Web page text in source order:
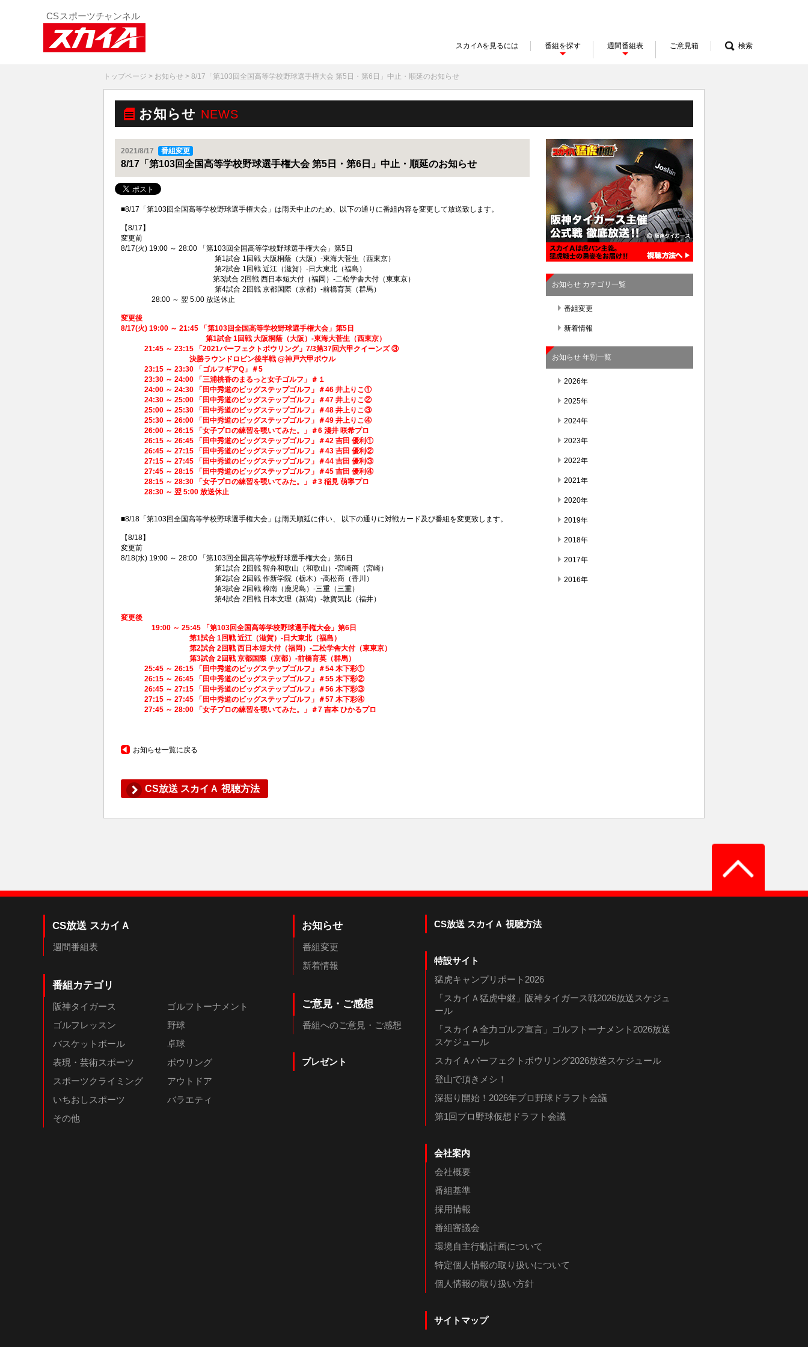
スカイAを見るには 番組を探す 週間番組表 ご意見箱 検索
トップページ > お知らせ > 8/17「第103回全国高等学校野球選手権大会 第5日・第6日」中止・順延のお知らせ
お知らせ NEWS
2021/8/17 番組変更
8/17「第103回全国高等学校野球選手権大会 第5日・第6日」中止・順延のお知らせ
■8/17「第103回全国高等学校野球選手権大会」は雨天中止のため、以下の通りに番組内容を変更して放送致します。
【8/17】
変更前
8/17(火) 19:00 ～ 28:00 「第103回全国高等学校野球選手権大会」第5日
第1試合 1回戦 大阪桐蔭（大阪）-東海大菅生（西東京）
第2試合 1回戦 近江（滋賀）-日大東北（福島）
第3試合 2回戦 西日本短大付（福岡）-二松学舎大付（東東京）
第4試合 2回戦 京都国際（京都）-前橋育英（群馬）
28:00 ～ 翌 5:00 放送休止
変更後
8/17(火) 19:00 ～ 21:45 「第103回全国高等学校野球選手権大会」第5日
第1試合 1回戦 大阪桐蔭（大阪）-東海大菅生（西東京）
21:45 ～ 23:15 「2021パーフェクトボウリング」7/3第37回六甲クイーンズ ③
決勝ラウンドロビン後半戦 @神戸六甲ボウル
23:15 ～ 23:30 「ゴルフギアQ」＃5
23:30 ～ 24:00 「三浦桃香のまるっと女子ゴルフ」＃１
24:00 ～ 24:30 「田中秀道のビッグステップゴルフ」＃46 井上りこ①
24:30 ～ 25:00 「田中秀道のビッグステップゴルフ」＃47 井上りこ②
25:00 ～ 25:30 「田中秀道のビッグステップゴルフ」＃48 井上りこ③
25:30 ～ 26:00 「田中秀道のビッグステップゴルフ」＃49 井上りこ④
26:00 ～ 26:15 「女子プロの練習を覗いてみた。」＃6 淺井 咲希プロ
26:15 ～ 26:45 「田中秀道のビッグステップゴルフ」＃42 吉田 優利①
26:45 ～ 27:15 「田中秀道のビッグステップゴルフ」＃43 吉田 優利②
27:15 ～ 27:45 「田中秀道のビッグステップゴルフ」＃44 吉田 優利③
27:45 ～ 28:15 「田中秀道のビッグステップゴルフ」＃45 吉田 優利④
28:15 ～ 28:30 「女子プロの練習を覗いてみた。」＃3 稲見 萌寧プロ
28:30 ～ 翌 5:00 放送休止
■8/18「第103回全国高等学校野球選手権大会」は雨天順延に伴い、 以下の通りに対戦カード及び番組を変更致します。
【8/18】
変更前
8/18(水) 19:00 ～ 28:00 「第103回全国高等学校野球選手権大会」第6日
第1試合 2回戦 智弁和歌山（和歌山）-宮崎商（宮崎）
第2試合 2回戦 作新学院（栃木）-高松商（香川）
第3試合 2回戦 樟南（鹿児島）-三重（三重）
第4試合 2回戦 日本文理（新潟）-敦賀気比（福井）
変更後
19:00 ～ 25:45 「第103回全国高等学校野球選手権大会」第6日
第1試合 1回戦 近江（滋賀）-日大東北（福島）
第2試合 2回戦 西日本短大付（福岡）-二松学舎大付（東東京）
第3試合 2回戦 京都国際（京都）-前橋育英（群馬）
25:45 ～ 26:15 「田中秀道のビッグステップゴルフ」＃54 木下彩①
26:15 ～ 26:45 「田中秀道のビッグステップゴルフ」＃55 木下彩②
26:45 ～ 27:15 「田中秀道のビッグステップゴルフ」＃56 木下彩③
27:15 ～ 27:45 「田中秀道のビッグステップゴルフ」＃57 木下彩④
27:45 ～ 28:00 「女子プロの練習を覗いてみた。」＃7 吉本 ひかるプロ
お知らせ一覧に戻る
CS放送 スカイＡ 視聴方法
お知らせ カテゴリ一覧
番組変更
新着情報
お知らせ 年別一覧
2026年
2025年
2024年
2023年
2022年
2021年
2020年
2019年
2018年
2017年
2016年
CS放送 スカイＡ
週間番組表
番組カテゴリ
阪神タイガース
ゴルフトーナメント
ゴルフレッスン
野球
バスケットボール
卓球
表現・芸術スポーツ
ボウリング
スポーツクライミング
アウトドア
いちおしスポーツ
バラエティ
その他
お知らせ
番組変更
新着情報
ご意見・ご感想
番組へのご意見・ご感想
プレゼント
CS放送 スカイＡ 視聴方法
特設サイト
猛虎キャンプリポート2026
「スカイＡ猛虎中継」阪神タイガース戦2026放送スケジュ
ール
「スカイＡ全力ゴルフ宣言」ゴルフトーナメント2026放送
スケジュール
スカイＡパーフェクトボウリング2026放送スケジュール
登山で頂きメシ！
深掘り開始！2026年プロ野球ドラフト会議
第1回プロ野球仮想ドラフト会議
会社案内
会社概要
番組基準
採用情報
番組審議会
環境自主行動計画について
特定個人情報の取り扱いについて
個人情報の取り扱い方針
サイトマップ